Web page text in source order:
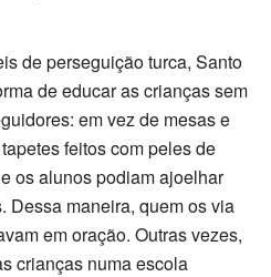
de perseguição turca, Santo
de educar as crianças sem
em vez de mesas e
feitos com peles de
os alunos podiam ajoelhar
Dessa maneira, quem os via
em oração. Outras vezes,
crianças numa escola